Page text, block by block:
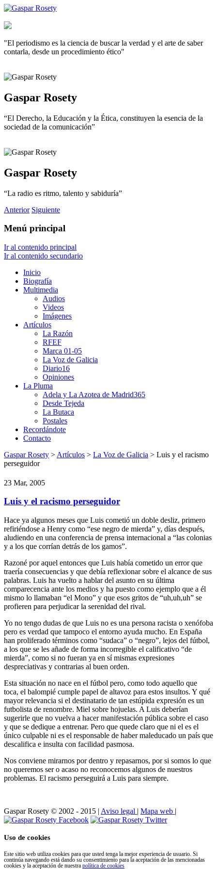
"El periodismo es la ciencia de buscar la verdad y el arte de saber
contarla, desde un procedimiento ético"
Gaspar Rosety
“El Derecho, la Educación y la Ética, constituyen la esencia de la
sociedad de la comunicación”
Gaspar Rosety
“La radio es ritmo, talento y sabiduría”
Anterior Siguiente
Menú principal
Ir al contenido principal
Ir al contenido secundario
Inicio
Biografía
Multimedia
Audios
Videos
Imágenes
Artículos
La Razón
RFEF
Marca 01-05
La Voz de Galicia
Diario16
Opiniones
La Pluma
Adela y La Azotea de Madrid365
Desde Tejeda
La Butaca
Postales
Recordándote
Contacto
Gaspar Rosety > Artículos > La Voz de Galicia > Luis y el racismo
perseguidor
23 Mar, 2005
Luis y el racismo perseguidor
Hace ya algunos meses que Luis cometió un doble desliz, primero
refiriéndose a Henry como “ese negro de mierda” y, días después,
aludiendo en una conferencia de prensa internacional a “las colonias
y a los que corrían detrás de los gamos”.
Razoné por aquel entonces que Luis había cometido un error que
traería consecuencias y que debía reflexionar sobre el alcance de sus
palabras. Luis ha vuelto a hablar del asunto en su última
comparecencia ante los medios y ha puesto como ejemplo que a él
mismo lo llamaban “el Mono” y que esos gritos de “uh,uh,uh” se
profieren para perjudicar la serenidad del rival.
Yo no tengo dudas de que Luis no es una persona racista o xenófoba
pero es verdad que tampoco el entorno ayuda mucho. En España
han proliferado términos como “sudaca” o “negro”, lejos del fútbol,
a los que se les añade de forma incorregible el calificativo “de
mierda”, como si no fueran ya en sí mismas expresiones
despreciativas y contrarias al buen orden.
Esta situación no nace en el fútbol pero, como todo aquello que
toca, el balompié cumple papel de altavoz para estos insultos. Y qué
mayor relevancia si el destinatario de tan estúpida expresión es un
futbolista de renombre. Miel sobre hojuelas. A Luis deberían
sugerirle que no vuelva a hacer manifestación pública sobre el caso
y que se dedique a entrenar. Pero que quede claro que ni el es el
único culpable ni es el responsable de haber maleducado un país que
descalifica e insulta con facilidad pasmosa.
Nos conviene mirarnos por dentro y repasarnos, por si somos lo que
no queremos ser o acaso no reconocemos algunos de nuestros
problemas. El racismo perseguirá a Luis para siempre.
Gaspar Rosety © 2002 - 2015 | Aviso legal | Mapa web |
Uso de cookies
Este sitio web utiliza cookies para que usted tenga la mejor experiencia de usuario. Si
continúa navegando está dando su consentimiento para la aceptación de las mencionadas
cookies y la aceptación de nuestra política de cookies